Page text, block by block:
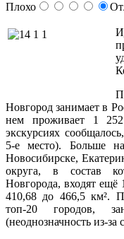
Плохо
Новгород занимает в
нем проживает 1
экскурсиях
5-е место). Больше
Новосибирске,
округа, в состав
Новгорода, входят ещё
410,68 до 466,5 км².
топ-20 городов,
(неоднозначность из-